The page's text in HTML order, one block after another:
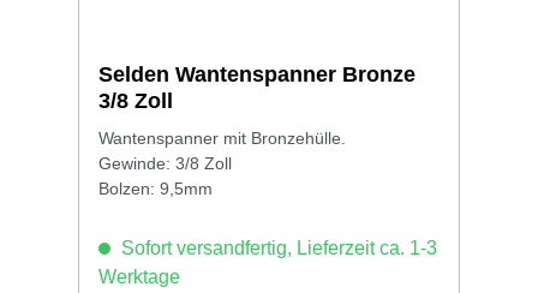
Selden Wantenspanner Bronze
3/8 Zoll
Wantenspanner mit Bronzehülle.
Gewinde: 3/8 Zoll
Bolzen: 9,5mm
Sofort versandfertig, Lieferzeit ca. 1-3
Werktage